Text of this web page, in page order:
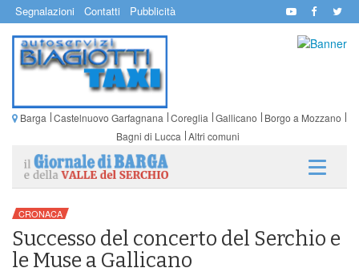
Segnalazioni Contatti Pubblicità
Barga Castelnuovo Garfagnana Coreglia Gallicano
Borgo a Mozzano
Bagni di Lucca Altri comuni
CRONACA
Successo del concerto del Serchio e
le Muse a Gallicano